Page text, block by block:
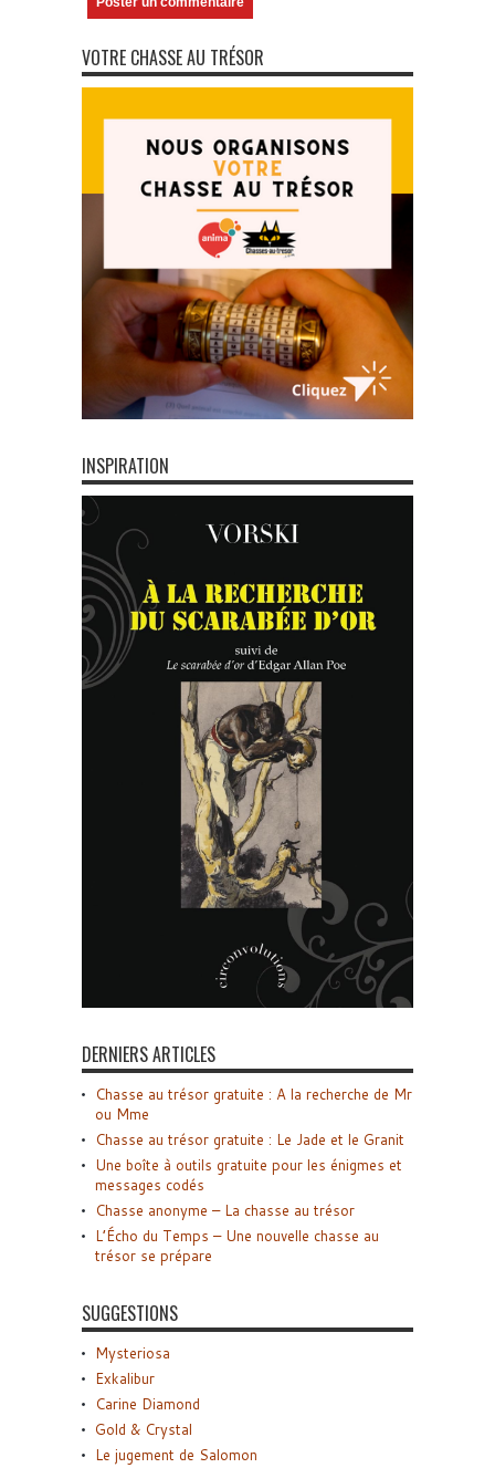
VOTRE CHASSE AU TRÉSOR
INSPIRATION
DERNIERS ARTICLES
Chasse au trésor gratuite : A la recherche de Mr
ou Mme
Chasse au trésor gratuite : Le Jade et le Granit
Une boîte à outils gratuite pour les énigmes et
messages codés
Chasse anonyme – La chasse au trésor
L’Écho du Temps – Une nouvelle chasse au
trésor se prépare
SUGGESTIONS
Mysteriosa
Exkalibur
Carine Diamond
Gold & Crystal
Le jugement de Salomon